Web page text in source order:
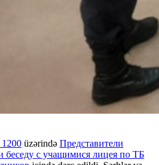
üzərində Представители
с учащимися лицея по ТБ